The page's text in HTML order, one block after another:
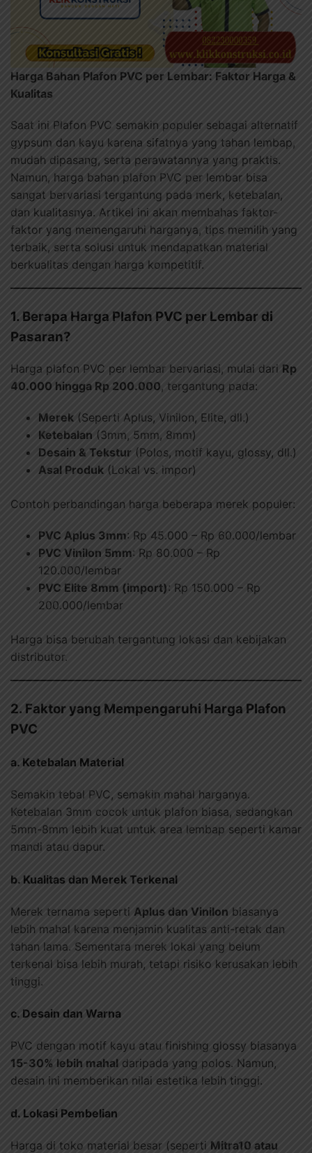
Harga Bahan Plafon PVC per Lembar: Faktor Harga &
Kualitas
Saat ini Plafon PVC semakin populer sebagai alternatif
gypsum dan kayu karena sifatnya yang tahan lembap,
mudah dipasang, serta perawatannya yang praktis.
Namun, harga bahan plafon PVC per lembar bisa
sangat bervariasi tergantung pada merk, ketebalan,
dan kualitasnya. Artikel ini akan membahas faktor-
faktor yang memengaruhi harganya, tips memilih yang
terbaik, serta solusi untuk mendapatkan material
berkualitas dengan harga kompetitif.
1. Berapa Harga Plafon PVC per Lembar di
Pasaran?
Harga plafon PVC per lembar bervariasi, mulai dari Rp
40.000 hingga Rp 200.000, tergantung pada:
Merek (Seperti Aplus, Vinilon, Elite, dll.)
Ketebalan (3mm, 5mm, 8mm)
Desain & Tekstur (Polos, motif kayu, glossy, dll.)
Asal Produk (Lokal vs. impor)
Contoh perbandingan harga beberapa merek populer:
PVC Aplus 3mm: Rp 45.000 – Rp 60.000/lembar
PVC Vinilon 5mm: Rp 80.000 – Rp
120.000/lembar
PVC Elite 8mm (import): Rp 150.000 – Rp
200.000/lembar
Harga bisa berubah tergantung lokasi dan kebijakan
distributor.
2. Faktor yang Mempengaruhi Harga Plafon
PVC
a. Ketebalan Material
Semakin tebal PVC, semakin mahal harganya.
Ketebalan 3mm cocok untuk plafon biasa, sedangkan
5mm-8mm lebih kuat untuk area lembap seperti kamar
mandi atau dapur.
b. Kualitas dan Merek Terkenal
Merek ternama seperti Aplus dan Vinilon biasanya
lebih mahal karena menjamin kualitas anti-retak dan
tahan lama. Sementara merek lokal yang belum
terkenal bisa lebih murah, tetapi risiko kerusakan lebih
tinggi.
c. Desain dan Warna
PVC dengan motif kayu atau finishing glossy biasanya
15-30% lebih mahal daripada yang polos. Namun,
desain ini memberikan nilai estetika lebih tinggi.
d. Lokasi Pembelian
Harga di toko material besar (seperti Mitra10 atau